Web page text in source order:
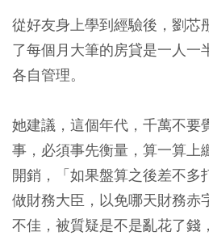
從好友身上學到經驗後，劉芯
了每個月大筆的房貸是一人一
各自管理。
她建議，這個年代，千萬不要
事，必須事先衡量，算一算上
開銷，「如果盤算之後差不多
做財務大臣，以免哪天財務赤
不佳，被質疑是不是亂花了錢